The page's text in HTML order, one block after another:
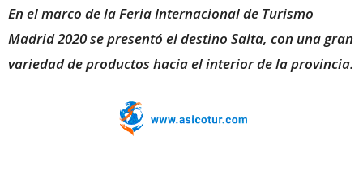
En el marco de la Feria Internacional de Turismo
Madrid 2020 se presentó el destino Salta, con una gran
variedad de productos hacia el interior de la provincia.